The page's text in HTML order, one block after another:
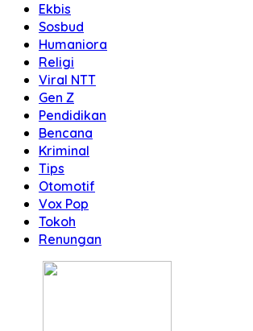
Ekbis
Sosbud
Humaniora
Religi
Viral NTT
Gen Z
Pendidikan
Bencana
Kriminal
Tips
Otomotif
Vox Pop
Tokoh
Renungan